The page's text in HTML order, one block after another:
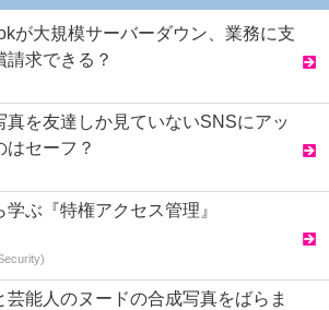
が大規模サーバーダウン、業務に支
請求できる？
真を友達しか見ていないSNSにアッ
はセーフ？
学ぶ『特権アクセス管理』
芸能人のヌードの合成写真をばらま